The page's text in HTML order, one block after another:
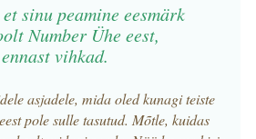
et sinu peamine eesmärk
Number Ühe eest,
vihkad.
asjadele, mida oled kunagi teiste
pole sulle tasutud. Mõtle, kuidas